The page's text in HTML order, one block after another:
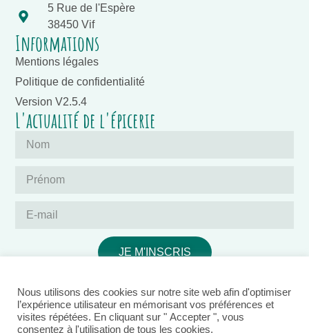
5 Rue de l'Espère
38450 Vif
Informations
Mentions légales
Politique de confidentialité
Version V2.5.4
L'actualité de l'épicerie
JE M'INSCRIS
Nous utilisons des cookies sur notre site web afin d'optimiser
l’expérience utilisateur en mémorisant vos préférences et
visites répétées. En cliquant sur " Accepter ", vous
consentez à l'utilisation de tous les cookies.